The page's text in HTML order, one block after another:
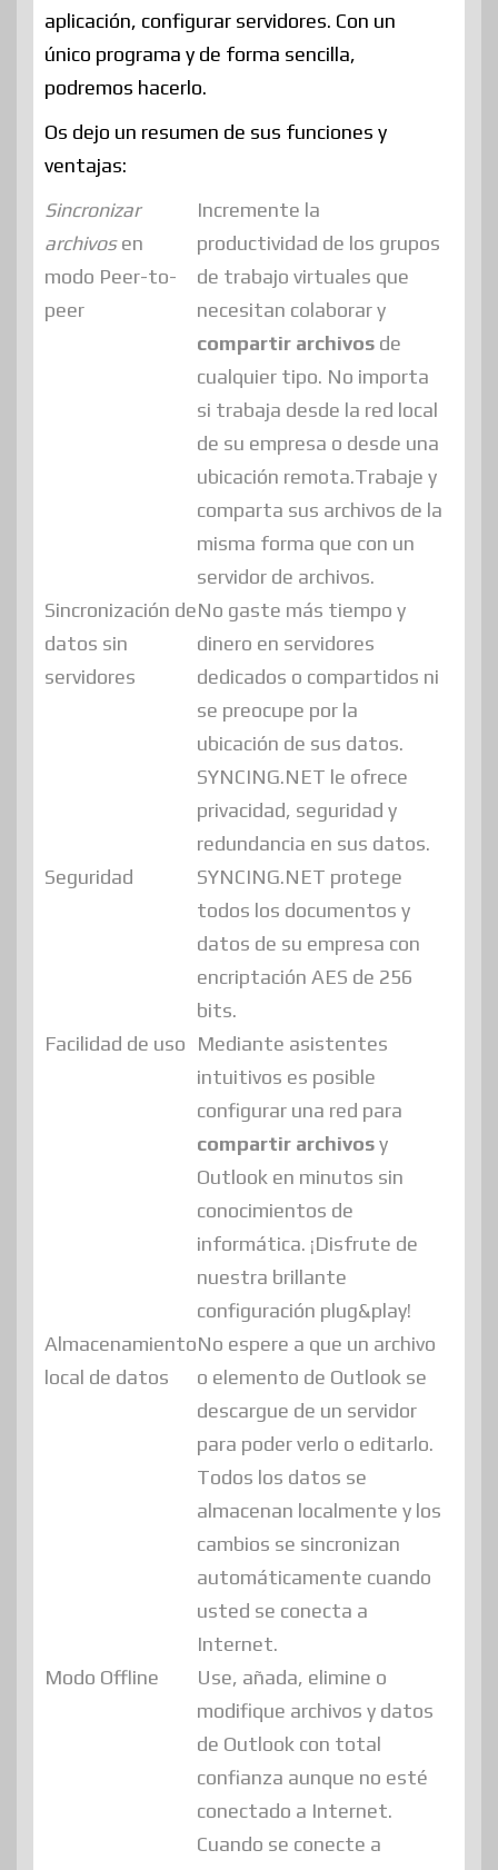
aplicación, configurar servidores. Con un
único programa y de forma sencilla,
podremos hacerlo.
Os dejo un resumen de sus funciones y
ventajas:
Sincronizar
archivosen
modo Peer-to-
peer
Incremente la
productividad de los grupos
de trabajo virtuales que
necesitan colaborar y
compartir archivos de
cualquier tipo. No importa
si trabaja desde la red local
de su empresa o desde una
ubicación remota.Trabaje y
comparta sus archivos de la
misma forma que con un
servidor de archivos.
Sincronización de
datos sin
servidores
No gaste más tiempo y
dinero en servidores
dedicados o compartidos ni
se preocupe por la
ubicación de sus datos.
SYNCING.NET le ofrece
privacidad, seguridad y
redundancia en sus datos.
Seguridad
SYNCING.NET protege
todos los documentos y
datos de su empresa con
encriptación AES de 256
bits.
Facilidad de uso
Mediante asistentes
intuitivos es posible
configurar una red para
compartir archivosy
Outlook en minutos sin
conocimientos de
informática. ¡Disfrute de
nuestra brillante
configuración plug&play!
Almacenamiento
local de datos
No espere a que un archivo
o elemento de Outlook se
descargue de un servidor
para poder verlo o editarlo.
Todos los datos se
almacenan localmente y los
cambios se sincronizan
automáticamente cuando
usted se conecta a
Internet.
Modo Offline
Use, añada, elimine o
modifique archivos y datos
de Outlook con total
confianza aunque no esté
conectado a Internet.
Cuando se conecte a